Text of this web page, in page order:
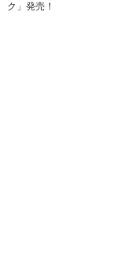
ク」発売！